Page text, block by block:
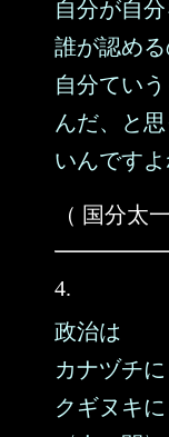
自分が自
誰が認める
自分てい
んだ、と
いんですよ
（ 国分太一
4.
政治は
カナヅチ
クギヌキに